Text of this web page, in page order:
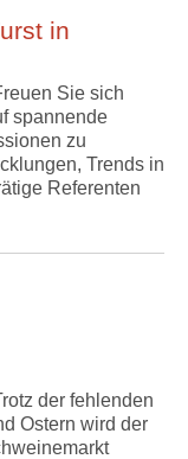
in
Sie sich
spannende
zu
Trends in
Referenten
der fehlenden
Ostern wird der